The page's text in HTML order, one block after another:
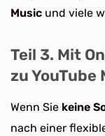
Music und viele
Teil 3. Mit
zu
Wenn Sie keine
nach einer